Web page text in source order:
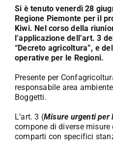
L’Agricoltore cuneese
Fotogallery
Lavora con noi
Contatti
Si è tenuto venerdì 28
Regione Piemonte per il
Kiwi. Nel corso della
l’applicazione dell’art. 3
“Decreto agricoltura”, e
operative per le Regioni.
Presente per
responsabile area
Boggetti.
L’art. 3 (Misure urgenti per
compone di diverse
comparti con specifici